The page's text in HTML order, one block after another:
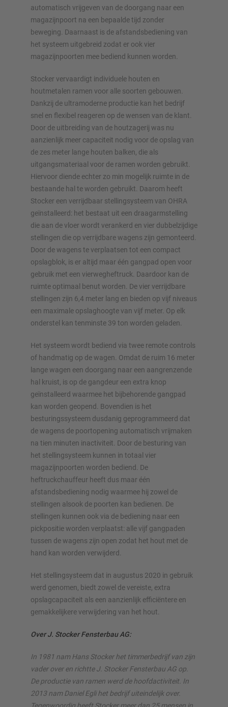
automatisch vrijgeven van de doorgang naar een
magazijnpoort na een bepaalde tijd zonder
beweging. Daarnaast is de afstandsbediening van
het systeem uitgebreid zodat er ook vier
magazijnpoorten mee bediend kunnen worden.
Stocker vervaardigt individuele houten en
houtmetalen ramen voor alle soorten gebouwen.
Dankzij de ultramoderne productie kan het bedrijf
snel en flexibel reageren op de wensen van de klant.
Door de uitbreiding van de houtzagerij was nu
aanzienlijk meer capaciteit nodig voor de opslag van
de zes meter lange houten balken, die als
uitgangsmateriaal voor de ramen worden gebruikt.
Hiervoor diende echter zo min mogelijk ruimte in de
bestaande hal te worden gebruikt. Daarom heeft
Stocker een verrijdbaar stellingsysteem van OHRA
geïnstalleerd: het bestaat uit een draagarmstelling
die aan de vloer wordt verankerd en vier dubbelzijdige
stellingen die op verrijdbare wagens zijn gemonteerd.
Door de wagens te verplaatsen tot een compact
opslagblok, is er altijd maar één gangpad open voor
gebruik met een vierwegheftruck. Daardoor kan de
ruimte optimaal benut worden. De vier verrijdbare
stellingen zijn 6,4 meter lang en bieden op vijf niveaus
een maximale opslaghoogte van vijf meter. Op elk
onderstel kan tenminste 39 ton worden geladen.
Het systeem wordt bediend via twee remote controls
of handmatig op de wagen. Omdat de ruim 16 meter
lange wagen een doorgang naar een aangrenzende
hal kruist, is op de gangdeur een extra knop
geïnstalleerd waarmee het bijbehorende gangpad
kan worden geopend. Bovendien is het
besturingssysteem dusdanig geprogrammeerd dat
de wagens de poortopening automatisch vrijmaken
na tien minuten inactiviteit. Door de besturing van
het stellingsysteem kunnen in totaal vier
magazijnpoorten worden bediend. De
heftruckchauffeur heeft dus maar één
afstandsbediening nodig waarmee hij zowel de
stellingen alsook de poorten kan bedienen. De
stellingen kunnen ook via de bediening naar een
pickpositie worden verplaatst: alle vijf gangpaden
tussen de wagens zijn open zodat het hout met de
hand kan worden verwijderd.
Het stellingsysteem dat in augustus 2020 in gebruik
werd genomen, biedt zowel de vereiste, extra
opslagcapaciteit als een aanzienlijk efficiëntere en
gemakkelijkere verwijdering van het hout.
Over J. Stocker Fensterbau AG:
In 1981 nam Hans Stocker het timmerbedrijf van zijn
vader over en richtte J. Stocker Fensterbau AG op.
De productie van ramen werd de hoofdactiviteit. In
2013 nam Daniel Egli het bedrijf uiteindelijk over.
Tegenwoordig heeft Stocker meer dan 25 mensen in
Plan uw stellingsysteem individueel met onze configurators
– inclusief directe aanvraag
Configureer stelling nu